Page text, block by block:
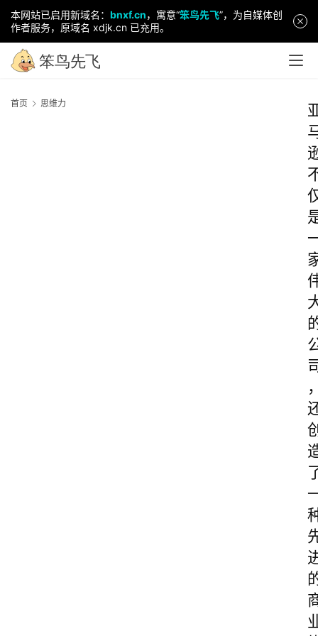
本网站已启用新域名： bnxf.cn，寓意“笨鸟先飞”，为自媒体创
作者服务，原域名 xdjk.cn 已充用。
首页 思维力